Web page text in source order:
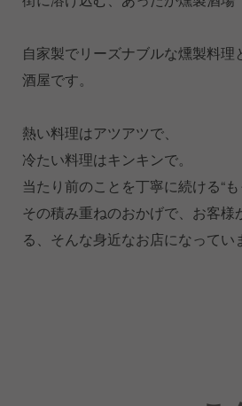
自家製でリーズナブルな燻製料
酒屋です。
熱い料理はアツアツで、
冷たい料理はキンキンで。
当たり前のことを丁寧に続ける“
その積み重ねのおかげで、お客
る、そんな身近なお店になってい